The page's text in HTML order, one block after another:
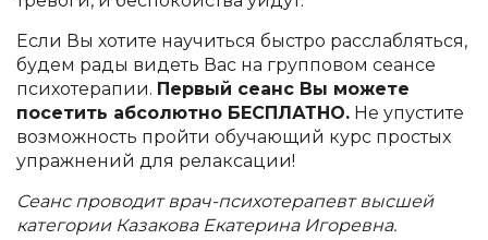
Если Вы хотите научиться быстро расслабляться,
будем рады видеть Вас на групповом сеансе
психотерапии. Первый сеанс Вы можете
посетить абсолютно БЕСПЛАТНО. Не упустите
возможность пройти обучающий курс простых
упражнений для релаксации!
Сеанс проводит врач-психотерапевт высшей
категории Казакова Екатерина Игоревна.